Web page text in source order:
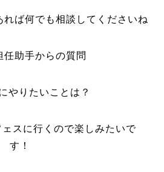
れば何でも相談してくださいね
任助手からの質問
やりたいことは？
スに行くので楽しみたいで
す！